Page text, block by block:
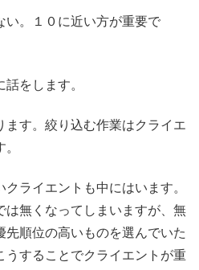
い。１０に近い方が重要で
をします。
ます。絞り込む作業はクライエ
ライエントも中にはいます。
は無くなってしまいますが、無
順位の高いものを選んでいた
うすることでクライエントが重